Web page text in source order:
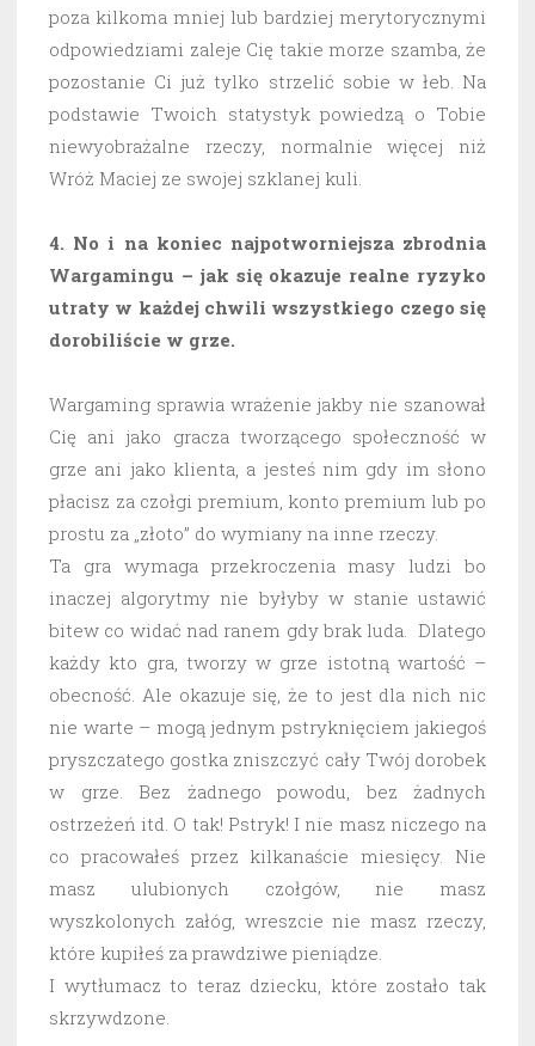
poza kilkoma mniej lub bardziej merytorycznymi
odpowiedziami zaleje Cię takie morze szamba, że
pozostanie Ci już tylko strzelić sobie w łeb. Na
podstawie Twoich statystyk powiedzą o Tobie
niewyobrażalne rzeczy, normalnie więcej niż
Wróż Maciej ze swojej szklanej kuli.
4. No i na koniec najpotworniejsza zbrodnia
Wargamingu – jak się okazuje realne ryzyko
utraty w każdej chwili wszystkiego czego się
dorobiliście w grze.
Wargaming sprawia wrażenie jakby nie szanował
Cię ani jako gracza tworzącego społeczność w
grze ani jako klienta, a jesteś nim gdy im słono
płacisz za czołgi premium, konto premium lub po
prostu za „złoto” do wymiany na inne rzeczy.
Ta gra wymaga przekroczenia masy ludzi bo
inaczej algorytmy nie byłyby w stanie ustawić
bitew co widać nad ranem gdy brak luda. Dlatego
każdy kto gra, tworzy w grze istotną wartość –
obecność. Ale okazuje się, że to jest dla nich nic
nie warte – mogą jednym pstryknięciem jakiegoś
pryszczatego gostka zniszczyć cały Twój dorobek
w grze. Bez żadnego powodu, bez żadnych
ostrzeżeń itd. O tak! Pstryk! I nie masz niczego na
co pracowałeś przez kilkanaście miesięcy. Nie
masz ulubionych czołgów, nie masz
wyszkolonych załóg, wreszcie nie masz rzeczy,
które kupiłeś za prawdziwe pieniądze.
I wytłumacz to teraz dziecku, które zostało tak
skrzywdzone.